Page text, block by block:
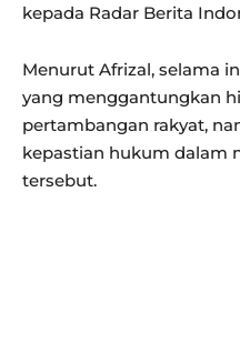
kepada Radar Berita
Menurut Afrizal, selama
yang menggantungkan
pertambangan rakyat,
kepastian hukum dalam
tersebut.